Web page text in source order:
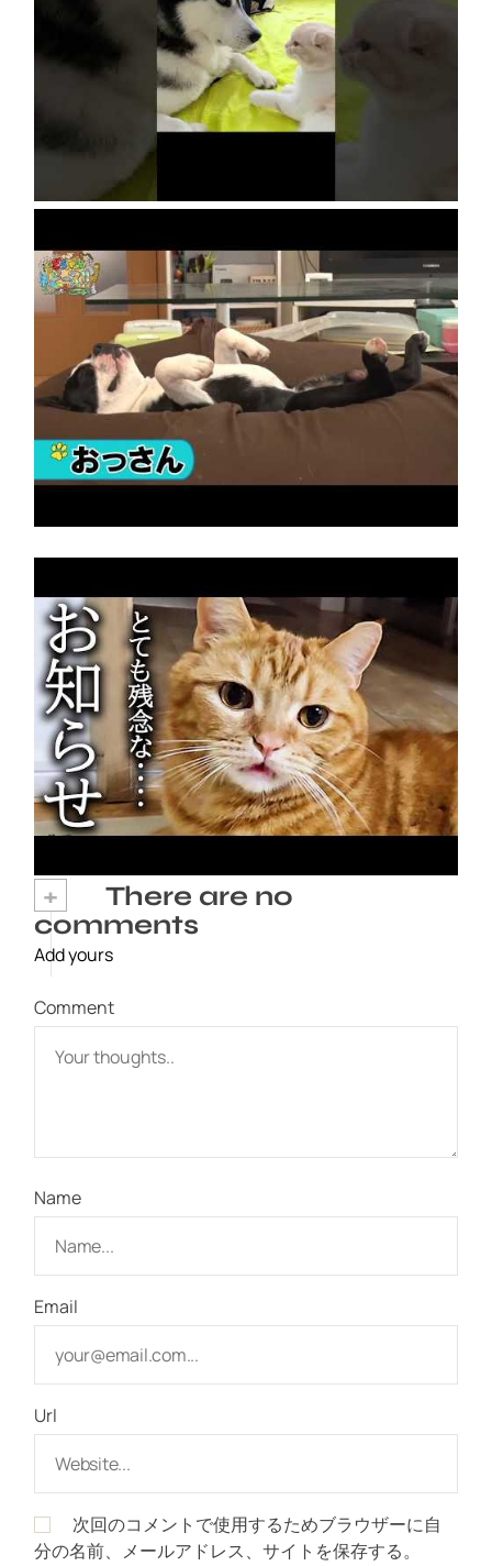
猫と犬、睨み合いからの世界一優しい猫パン
【かわいい犬のまとめ動画】おじさんみたいに
ル・テリアの赤ちゃん
2026年8月5日
悲しいお知らせです猫の咳が止まりません…
2026年8月5日
+
There are no
comments
Add yours
Comment
Name
Email
Url
次回のコメントで使用するためブラウザーに自
分の名前、メールアドレス、サイトを保存する。